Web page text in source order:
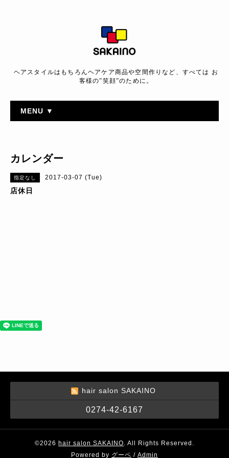
ヘアスタイルはもちろんヘアケア商品や空間作りなど、すべては お
客様の”笑顔”のために。
MENU ▼
カレンダー
指定なし 2017-03-07 (Tue)
店休日
hair salon SAKAINO
0274-42-6167
©2026 hair salon SAKAINO. All Rights Reserved.
Powered by グーペ / Admin